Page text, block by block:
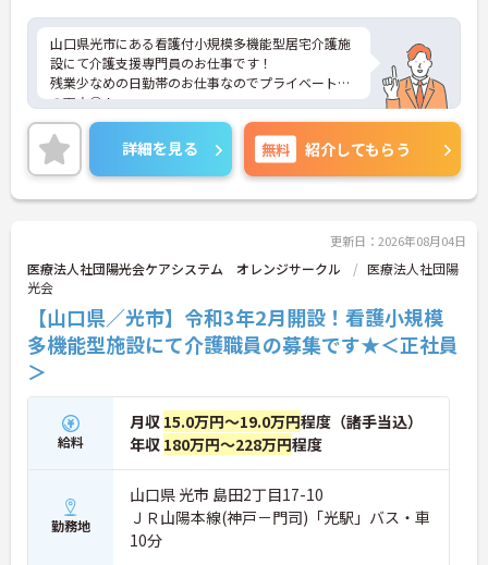
山口県光市にある看護付小規模多機能型居宅介護施
設にて介護支援専門員のお仕事です！
残業少なめの日勤帯のお仕事なのでプライベートと
の両立◎！
ご興味ある方には、面接対策ポイントなど、さらに
詳細をお話しいたしますのでお気軽にご相談くださ
い。
詳細を見る 無料 紹介してもらう
更新日：2026年08月04日
医療法人社団陽光会ケアシステム オレンジサークル
医療法人社団陽
光会
【山口県／光市】令和3年2月開設！看護小規模
多機能型施設にて介護職員の募集です★＜正社員
＞
給料
月収 15.0万円～19.0万円程度（諸手当込）
年収 180万円～228万円程度
勤務地
山口県 光市 島田2丁目17-10
ＪＲ山陽本線(神戸－門司)「光駅」バス・車
10分